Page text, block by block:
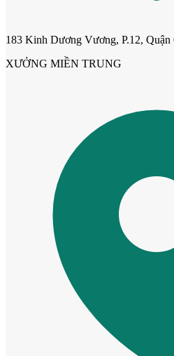
183 Kinh Dương Vương, P.12,
XƯỞNG MIỀN TRUNG